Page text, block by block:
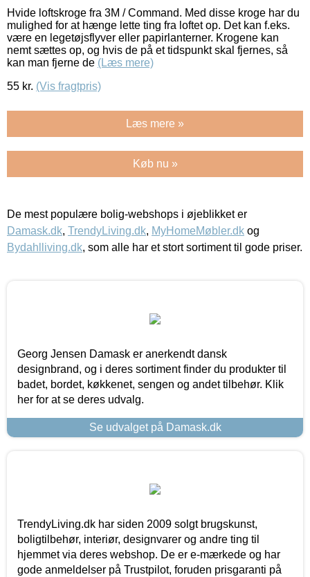
Hvide loftskroge fra 3M / Command. Med disse kroge har du
mulighed for at hænge lette ting fra loftet op. Det kan f.eks.
være en legetøjsflyver eller papirlanterner. Krogene kan
nemt sættes op, og hvis de på et tidspunkt skal fjernes, så
kan man fjerne de (Læs mere)
55 kr. (Vis fragtpris)
Læs mere »
Køb nu »
De mest populære bolig-webshops i øjeblikket er
Damask.dk, TrendyLiving.dk, MyHomeMøbler.dk og
Bydahlliving.dk, som alle har et stort sortiment til gode priser.
Georg Jensen Damask er anerkendt dansk
designbrand, og i deres sortiment finder du produkter til
badet, bordet, køkkenet, sengen og andet tilbehør. Klik
her for at se deres udvalg.
Se udvalget på Damask.dk
TrendyLiving.dk har siden 2009 solgt brugskunst,
boligtilbehør, interiør, designvarer og andre ting til
hjemmet via deres webshop. De er e-mærkede og har
gode anmeldelser på Trustpilot, foruden prisgaranti på